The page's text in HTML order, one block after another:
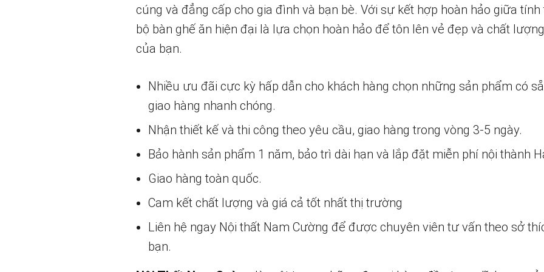
cúng và đẳng cấp cho gia đình và bạn bè. Với sự kết hợp hoàn hảo giữa
bộ bàn ghế ăn hiện đại là lựa chọn hoàn hảo để tôn lên vẻ đẹp và chất
của bạn.
Nhiều ưu đãi cực kỳ hấp dẫn cho khách hàng chọn những sản phẩm có
giao hàng nhanh chóng.
Nhận thiết kế và thi công theo yêu cầu, giao hàng trong vòng 3-5 ngày.
Bảo hành sản phẩm 1 năm, bảo trì dài hạn và lắp đặt miễn phí nội thành
Giao hàng toàn quốc.
Cam kết chất lượng và giá cả tốt nhất thị trường
Liên hệ ngay Nội thất Nam Cường để được chuyên viên tư vấn theo sở
bạn.